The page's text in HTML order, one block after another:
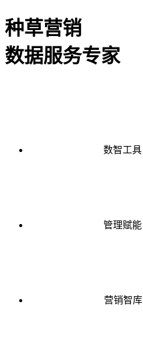
种草营销
数据服务专家
数智工具
管理赋能
营销智库